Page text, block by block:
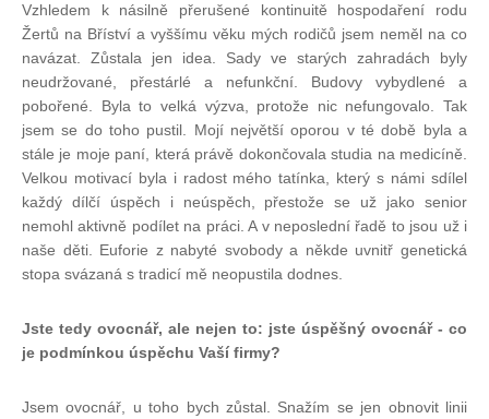
Vzhledem k násilně přerušené kontinuitě hospodaření rodu
Žertů na Bříství a vyššímu věku mých rodičů jsem neměl na co
navázat. Zůstala jen idea. Sady ve starých zahradách byly
neudržované, přestárlé a nefunkční. Budovy vybydlené a
pobořené. Byla to velká výzva, protože nic nefungovalo. Tak
jsem se do toho pustil. Mojí největší oporou v té době byla a
stále je moje paní, která právě dokončovala studia na medicíně.
Velkou motivací byla i radost mého tatínka, který s námi sdílel
každý dílčí úspěch i neúspěch, přestože se už jako senior
nemohl aktivně podílet na práci. A v neposlední řadě to jsou už i
naše děti. Euforie z nabyté svobody a někde uvnitř genetická
stopa svázaná s tradicí mě neopustila dodnes.
Jste tedy ovocnář, ale nejen to: jste úspěšný ovocnář - co
je podmínkou úspěchu Vaší firmy?
Jsem ovocnář, u toho bych zůstal. Snažím se jen obnovit linii